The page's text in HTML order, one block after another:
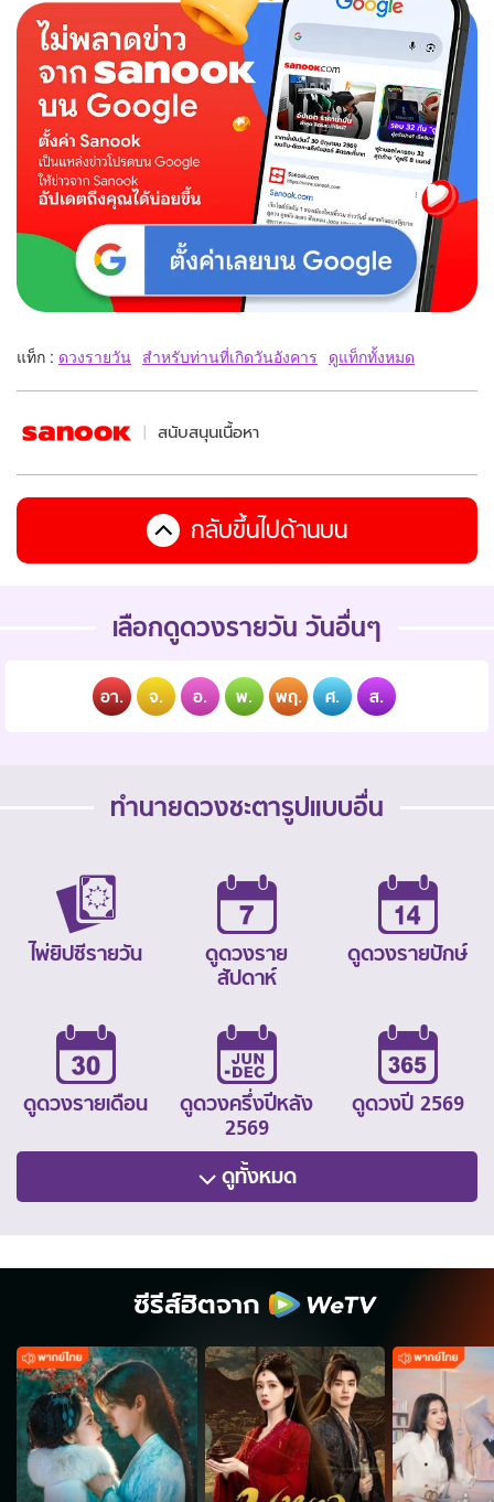
แท็ก : ดวงรายวัน สำหรับท่านที่เกิดวันอังคาร ดูแท็กทั้งหมด
สนับสนุนเนื้อหา
กลับขึ้นไปด้านบน
เลือกดูดวงรายวัน วันอื่นๆ
อา. จ. อ. พ. พฤ. ศ. ส.
ทำนายดวงชะตารูปแบบอื่น
ไพ่ยิปซีรายวัน
ดูดวงราย
สัปดาห์
ดูดวงรายปักษ์
ดูดวงรายเดือน
ดูดวงครึ่งปีหลัง
2569
ดูดวงปี 2569
ดูทั้งหมด
ซีรีส์ฮิตจาก